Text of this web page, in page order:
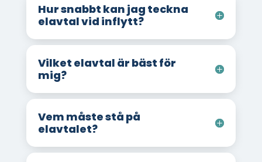
Hur snabbt kan jag teckna
elavtal vid inflytt?
Vilket elavtal är bäst för
mig?
Vem måste stå på
elavtalet?